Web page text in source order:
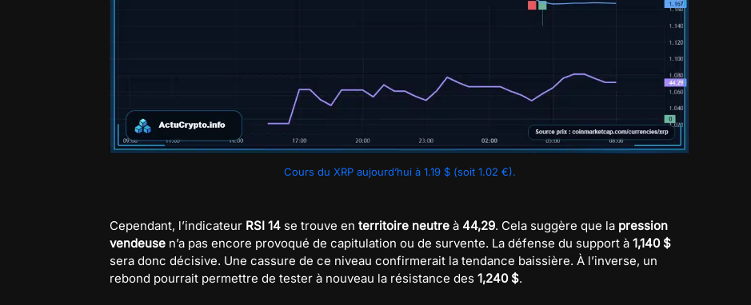
Cours du XRP aujourd’hui à 1.19 $ (soit 1.02 €).
Cependant, l’indicateur RSI 14 se trouve en territoire neutre à 44,29. Cela suggère que la pression
vendeuse n’a pas encore provoqué de capitulation ou de survente. La défense du support à 1,140 $
sera donc décisive. Une cassure de ce niveau confirmerait la tendance baissière. À l’inverse, un
rebond pourrait permettre de tester à nouveau la résistance des 1,240 $.